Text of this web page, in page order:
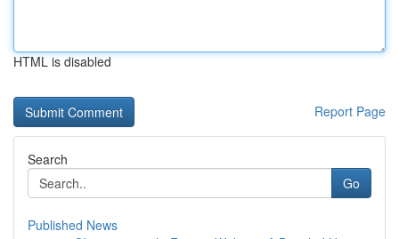
HTML is disabled
Report Page
Search
Go
Published News